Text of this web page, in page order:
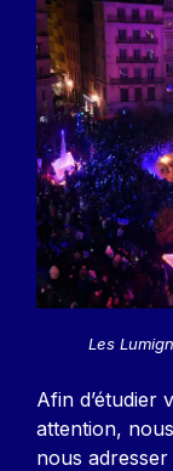
Les
Afin d’étudier
attention,
nous